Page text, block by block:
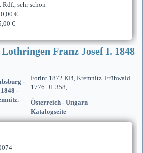
sehr schön
€
€
Franz Josef I. 1848
Forint 1872 KB, Kremnitz. Frühwald
1776. Jl. 358,
Österreich - Ungarn
Katalogseite